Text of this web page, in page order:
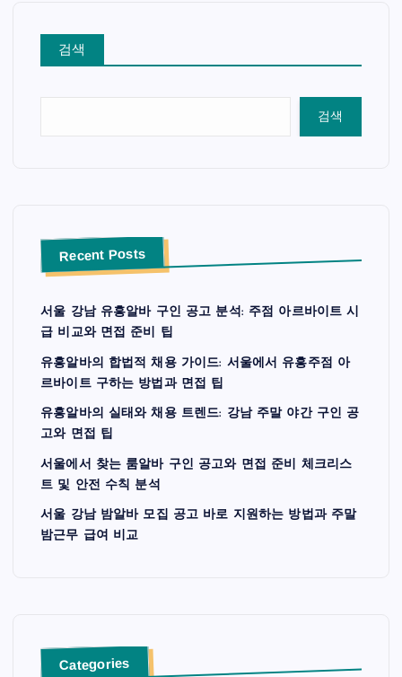
검색
검색
Recent Posts
서울 강남 유흥알바 구인 공고 분석: 주점 아르바이트 시
급 비교와 면접 준비 팁
유흥알바의 합법적 채용 가이드: 서울에서 유흥주점 아
르바이트 구하는 방법과 면접 팁
유흥알바의 실태와 채용 트렌드: 강남 주말 야간 구인 공
고와 면접 팁
서울에서 찾는 룸알바 구인 공고와 면접 준비 체크리스
트 및 안전 수칙 분석
서울 강남 밤알바 모집 공고 바로 지원하는 방법과 주말
밤근무 급여 비교
Categories